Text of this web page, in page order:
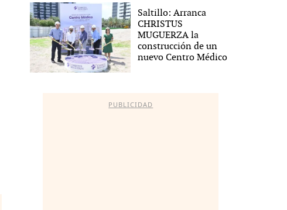
Saltillo: Arranca
CHRISTUS
MUGUERZA la
construcción de un
nuevo Centro Médico
PUBLICIDAD